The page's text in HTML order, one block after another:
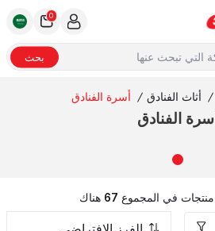
بحث
0
/ أثاث الفنادق / أسرة الفنادق
أسرة الفنادق
منتجات في المجموع 67 هناك